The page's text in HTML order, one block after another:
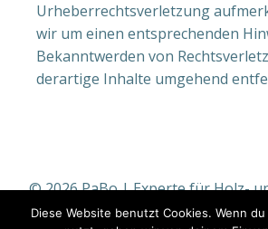
Urheberrechtsverletzung
wir um einen entsprechenden
Bekanntwerden von
derartige Inhalte umgehend
© 2026 PaBo | Experte für Holz-
aus Bremen . Created for free
Diese Website benutzt Cookies. Wenn